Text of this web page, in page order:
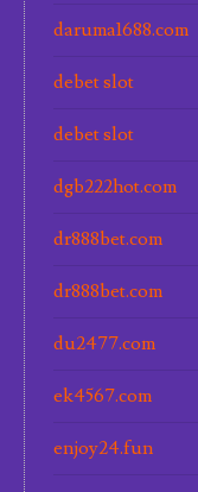
daruma1688.com
debet slot
debet slot
dgb222hot.com
dr888bet.com
dr888bet.com
du2477.com
ek4567.com
enjoy24.fun